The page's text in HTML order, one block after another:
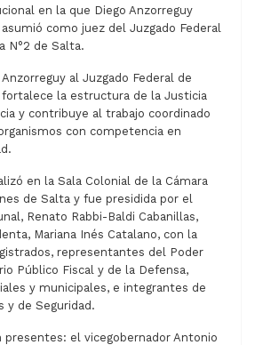
en la que Diego Anzorreguy
como juez del Juzgado Federal
N°2 de Salta.
al Juzgado Federal de
fortalece la estructura de la Justicia
y contribuye al trabajo coordinado
con competencia en
en la Sala Colonial de la Cámara
de Salta y fue presidida por el
Renato Rabbi-Baldi Cabanillas,
Mariana Inés Catalano, con la
representantes del Poder
Público Fiscal y de la Defensa,
y municipales, e integrantes de
y de Seguridad.
presentes: el vicegobernador Antonio